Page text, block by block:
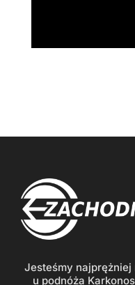
Jesteśmy
u podnóża